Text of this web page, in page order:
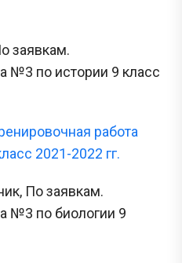
заявкам.
№3 по истории 9 класс
работа
2021-2022 гг.
По заявкам.
№3 по биологии 9